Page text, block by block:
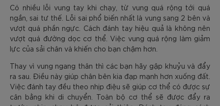
Có nhiều lỗi vung tay khi chạy, từ vung quá rộng tới quá
ngắn, sai tư thế. Lỗi sai phổ biến nhất là vung sang 2 bên và
vượt quá phần ngực. Cách đánh tay hiệu quả là không nên
vượt quá đường dọc cơ thể. Việc vung quá rộng làm giảm
lực của sải chân và khiến cho bạn chậm hơn.
Thay vì vung ngang thân thì các bạn hãy gập khuỷu và đẩy
ra sau. Điều này giúp chân bên kia đạp mạnh hơn xuống đất.
Việc đánh tay đều theo nhịp điệu sẽ giúp cơ thể có được sự
cân bằng khi di chuyển. Toàn bộ cơ thể sẽ được đẩy ra